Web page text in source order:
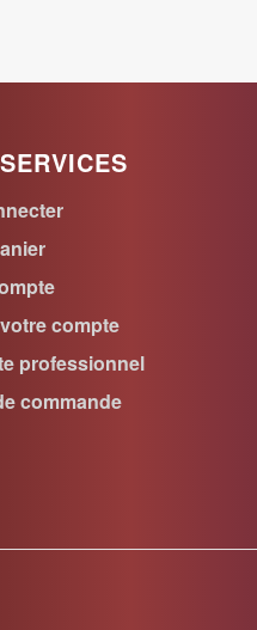
compte
professionnel
commande